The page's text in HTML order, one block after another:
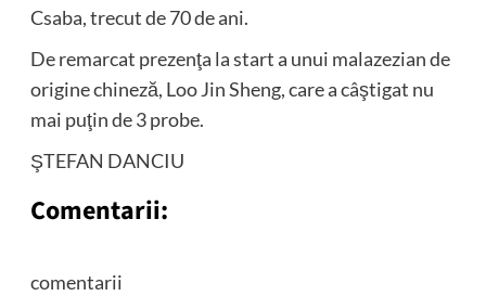
Csaba, trecut de 70 de ani.
De remarcat prezenţa la start a unui malazezian de
origine chineză, Loo Jin Sheng, care a câştigat nu
mai puţin de 3 probe.
ŞTEFAN DANCIU
Comentarii:
comentarii